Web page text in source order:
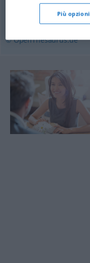
stromlinienförmig
© OpenThesaurus.de
Più opzioni